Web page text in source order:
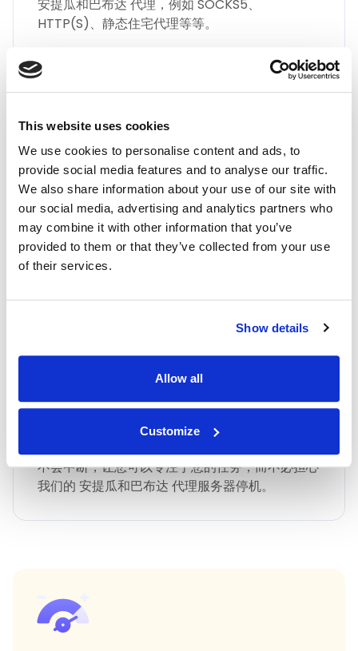
This website uses cookies
We use cookies to personalise content and ads, to
provide social media features and to analyse our traffic.
We also share information about your use of our site with
our social media, advertising and analytics partners who
may combine it with other information that you’ve
provided to them or that they’ve collected from your use
of their services.
Show details
Allow all
Customize
安提瓜和巴布达 代理，例如 SOCKS5、
HTTP(S)、静态住宅代理等等。
最高品质
通过 IPnux 采用业界最高质量的代理。 我们的代
理经过精心策划，可提供卓越的性能、无与伦比的
安全性和无缝的在线匿名性。 相信我们对满足您
所有代理需求的质量承诺，包括 安提瓜和巴布达
住宅代理。
最快 安提瓜和巴布达 正常运行时间
不会中断，让您可以专注于您的任务，而不必担心
我们的 安提瓜和巴布达 代理服务器停机。